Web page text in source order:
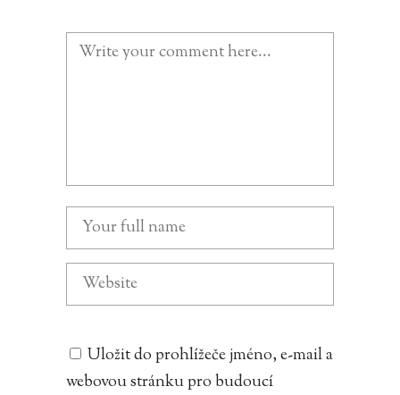
Uložit do prohlížeče jméno, e-mail a
webovou stránku pro budoucí